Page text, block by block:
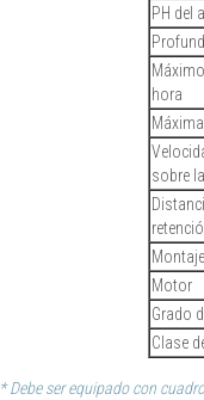
PH del
hora
sobre
Montaje
Motor
Grado
Clase
* Debe ser equipado con